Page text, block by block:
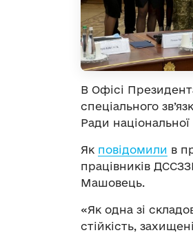
В Офісі
спеціального
Ради
Як повідомили в
працівників
Машовець.
«Як одна зі
стійкість,